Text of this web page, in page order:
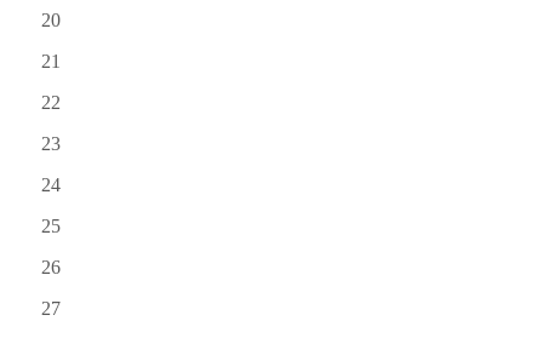
20
21
22
23
24
25
26
27